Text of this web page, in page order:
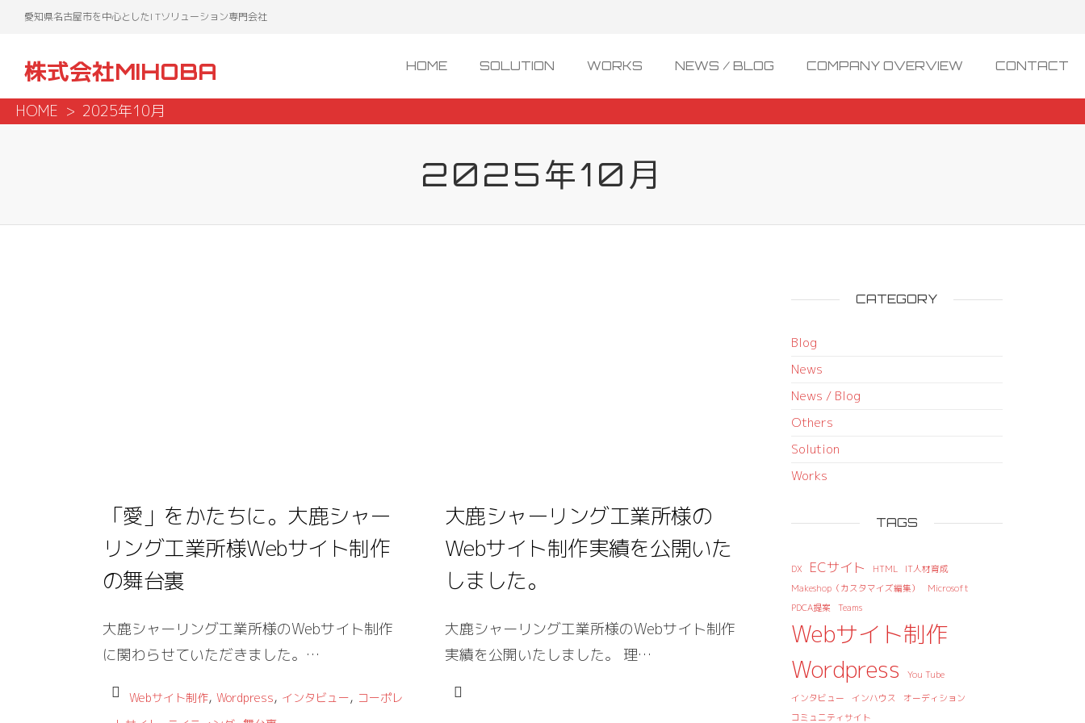
愛知県名古屋市を中心としたI Tソリューション専門会社
株式会社MIHOBA HOME SOLUTION WORKS NEWS / BLOG COMPANY OVERVIEW CONTACT
HOME 2025年10月
2025年10月
「愛」をかたちに。大鹿シャー
リング工業所様Webサイト制作
の舞台裏
大鹿シャーリング工業所様のWebサイト制作
に関わらせていただきました。…
Webサイト制作, Wordpress, インタビュー, コーポレ
大鹿シャーリング工業所様の
Webサイト制作実績を公開いた
しました。
大鹿シャーリング工業所様のWebサイト制作
実績を公開いたしました。 理…
CATEGORY
Blog
News
News / Blog
Others
Solution
Works
TAGS
DX ECサイト HTML
IT人材育成
Makeshop（カスタマイズ編集）
Microsoft
PDCA提案
Teams
Webサイト制作
Wordpress
You Tube
インタビュー インハウス
オーディション
コミュニティサイト